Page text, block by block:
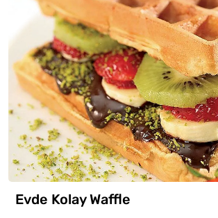
Evde Kolay Waffle